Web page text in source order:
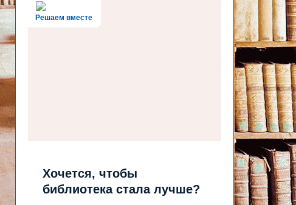
Решаем вместе
Хочется, чтобы
библиотека стала лучше?